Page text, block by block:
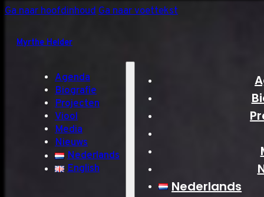
Ga naar hoofdinhoudGa naar voettekst
Myrthe Helder
Agenda
Biografie
Projecten
Viool
Media
Nieuws
Nederlands
English
Nederlands